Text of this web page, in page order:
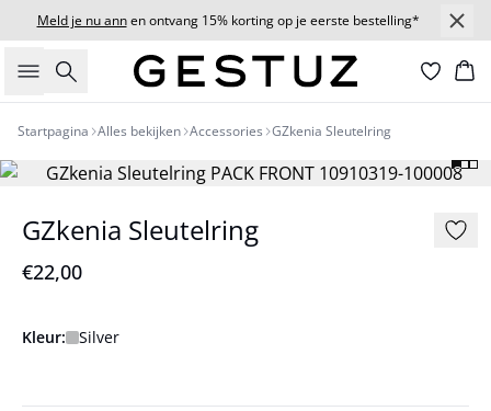
Meld je nu annen ontvang 15% korting op je eerste bestelling*
Zoeken
Startpagina Alles bekijken Accessories GZkenia Sleutelring
GZkenia Sleutelring
€22,00
Kleur: Silver